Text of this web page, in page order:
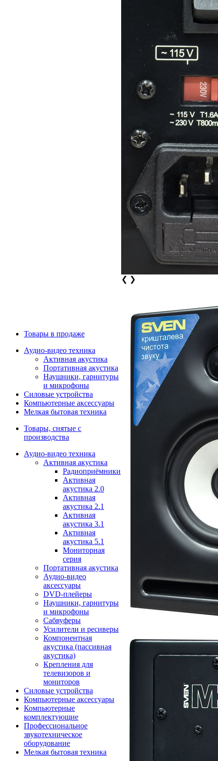
Товары в продаже
Аудио-видео техника
Активная акустика
Портативная акустика
Наушники, гарнитуры
и микрофоны
Силовые устройства
Компьютерные аксессуары
Мелкая бытовая техника
Товары, снятые с
производства
Аудио-видео техника
Активная акустика
Радиоприёмники
Активная
акустика 2.0
Активная
акустика 2.1
Активная
акустика 3.1
Активная
акустика 5.1
Мониторная
серия
Портативная акустика
Аудио-видео
аксессуары
DVD-плейеры
Наушники, гарнитуры
и микрофоны
Сабвуферы
Усилители и ресиверы
Компонентная
акустика (пассивная
акустика)
Крепления для
телевизоров и
мониторов
Силовые устройства
Компьютерные аксессуары
Компьютерные
комплектующие
Профессиональное
звукотехническое
оборудование
Мелкая бытовая техника
❮ ❯